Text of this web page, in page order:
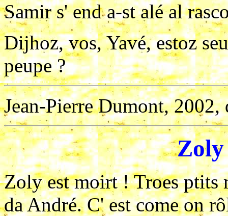
Samir s' end a-st alé al
Dijhoz, vos, Yavé, estoz
peupe ?
Jean-Pierre Dumont,
Zoly est moirt ! Troes ptits
da André. C' est come on